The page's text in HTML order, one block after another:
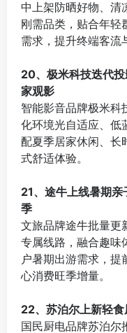
中上架防晒好物、清
刚需品类，贴合年轻
需求，提升终端客流
20、极米科技迭代
家观影
智能影音品牌极米科
化环境光自适应、低
配夏季居家休闲、长
式舒适体验。
21、途牛上线暑期
季
文旅品牌途牛批量更
专属线路，融合趣味
户暑期出游需求，
心消费旺季增量。
22、苏泊尔上新轻
国民厨电品牌苏泊尔